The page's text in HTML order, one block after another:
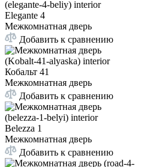
Elegante 4
Межкомнатная дверь
Добавить к сравнению
Кобальт 41
Межкомнатная дверь
Добавить к сравнению
Belezza 1
Межкомнатная дверь
Добавить к сравнению